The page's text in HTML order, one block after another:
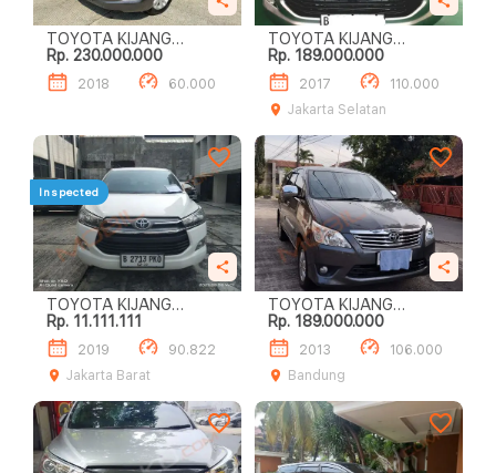
TOYOTA KIJANG
INNOVA 2.0L G A/T
Rp. 230.000.000
2018 60.000
TOYOTA KIJANG
INNOVA 2.0L G A/T
Rp. 189.000.000
2017
110.000
Jakarta Selatan
Inspected
TOYOTA KIJANG
INNOVA 2.0L G A/T
Rp. 11.111.111
2019
90.822
Jakarta Barat
TOYOTA KIJANG
INNOVA 2.0L G M/T
Rp. 189.000.000
2013
106.000
Bandung